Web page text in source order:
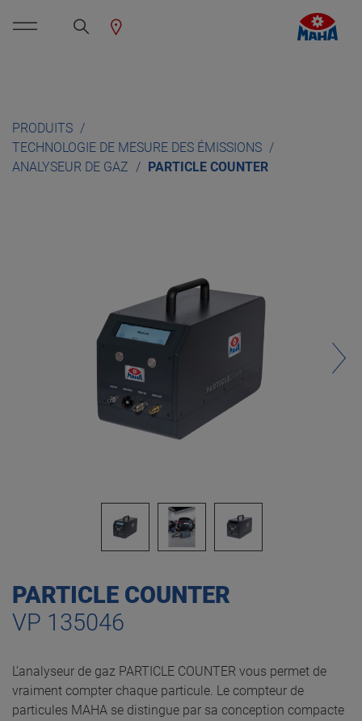
PRODUITS
TECHNOLOGIE DE MESURE DES ÉMISSIONS
ANALYSEUR DE GAZ
PARTICLE COUNTER
PARTICLE COUNTER
VP 135046
L’analyseur de gaz PARTICLE COUNTER vous permet de
vraiment compter chaque particule. Le compteur de
particules MAHA se distingue par sa conception compacte